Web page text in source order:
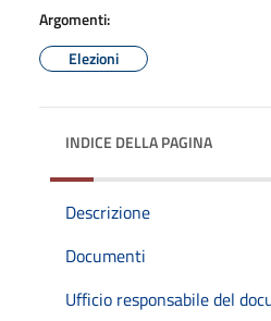
Argomenti:
Elezioni
INDICE DELLA PAGINA
Descrizione
Documenti
Ufficio responsabile del